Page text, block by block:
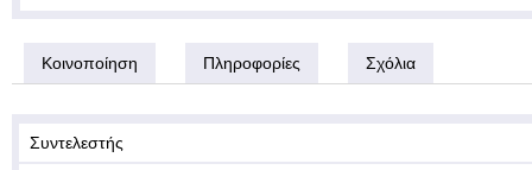
Κοινοποίηση Πληροφορίες Σχόλια
Συντελεστής